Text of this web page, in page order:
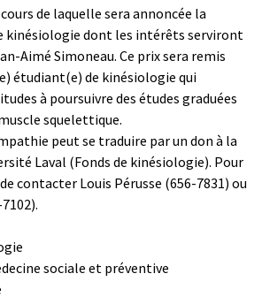
de laquelle sera annoncée la
kinésiologie dont les intérêts serviront
Aimé Simoneau. Ce prix sera remis
étudiant(e) de kinésiologie qui
à poursuivre des études graduées
squelettique.
peut se traduire par un don à la
Laval (Fonds de kinésiologie). Pour
contacter Louis Pérusse (656-7831) ou
sociale et préventive